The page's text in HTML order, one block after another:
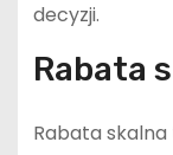
decyzji.
Rabata
Rabata